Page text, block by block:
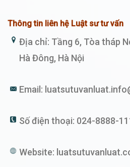
Thông tin liên hệ Luật sư tư vấn
Địa chỉ: Tầng 6, Tòa tháp
Hà Đông, Hà Nội
Email:
Số điện thoại: 024-8888-
Website: